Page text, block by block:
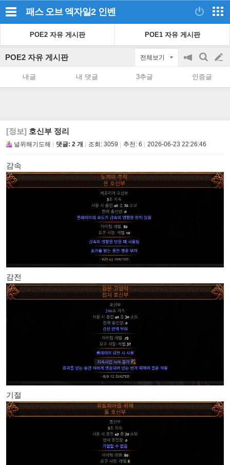
패스 오브 엑자일2 인벤
POE2 자유 게시판 POE1 자유 게시판
POE2 자유 게시판 전체보기
공
on/off
검
색
글
쓰
내글 내 댓글 3추글 인증글
[정보] 호신부 정리
널위해기도해 댓글: 2 개 조회: 3059 추천: 6 2026-06-23 22:26:46
감속
감전
기절